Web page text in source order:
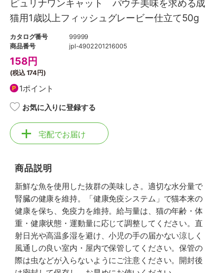
ピュリナワンキャット パウチ美味を求める成
猫用1歳以上フィッシュグレービー仕立て50g
カタログ番号
99999
商品番号
jpl-4902201216005
158円
(税込174円)
1ポイント
お気に入りに登録する
宅配でお届け
商品説明
新鮮な魚を使用した抜群の美味しさ。適切な水分量で
腎臓の健康を維持。「健康免疫システム」で猫本来の
健康を保ち、免疫力を維持。給与量は、猫の年齢・体
重・健康状態・運動量に応じて調整してください。直
射日光や高温多湿を避け、小児の手の届かない涼しく
風通しの良い室内・屋内で保管してください。保管の
際は虫などが入らないようにご注意ください。開封後